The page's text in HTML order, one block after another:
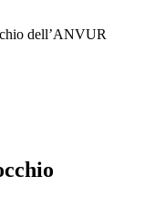
dell’ANVUR